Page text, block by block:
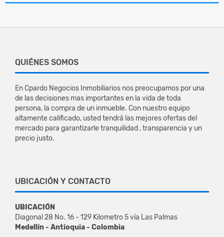
QUIÉNES SOMOS
En Cpardo Negocios Inmobiliarios nos preocupamos por una
de las decisiones mas importantes en la vida de toda
persona, la compra de un inmueble. Con nuestro equipo
altamente calificado, usted tendrá las mejores ofertas del
mercado para garantizarle tranquilidad , transparencia y un
precio justo.
UBICACIÓN Y CONTACTO
UBICACIÓN
Diagonal 28 No. 16 - 129 Kilometro 5 vía Las Palmas
Medellín - Antioquia - Colombia